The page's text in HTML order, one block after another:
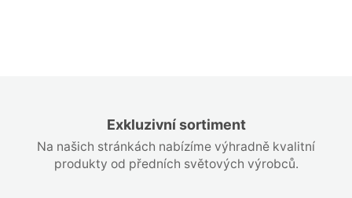
Exkluzivní sortiment
Na našich stránkách nabízíme výhradně kvalitní
produkty od předních světových výrobců.